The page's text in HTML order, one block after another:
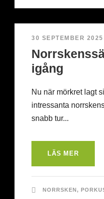
30 SEPTEMBER 2025
igång
Nu när mörkret lagt
intressanta
snabb tur...
LÄS MER
NORRSKEN,